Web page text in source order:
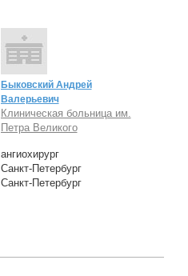
Быковский Андрей
Валерьевич
Клиническая больница им.
Петра Великого
ангиохирург
Санкт-Петербург
Санкт-Петербург